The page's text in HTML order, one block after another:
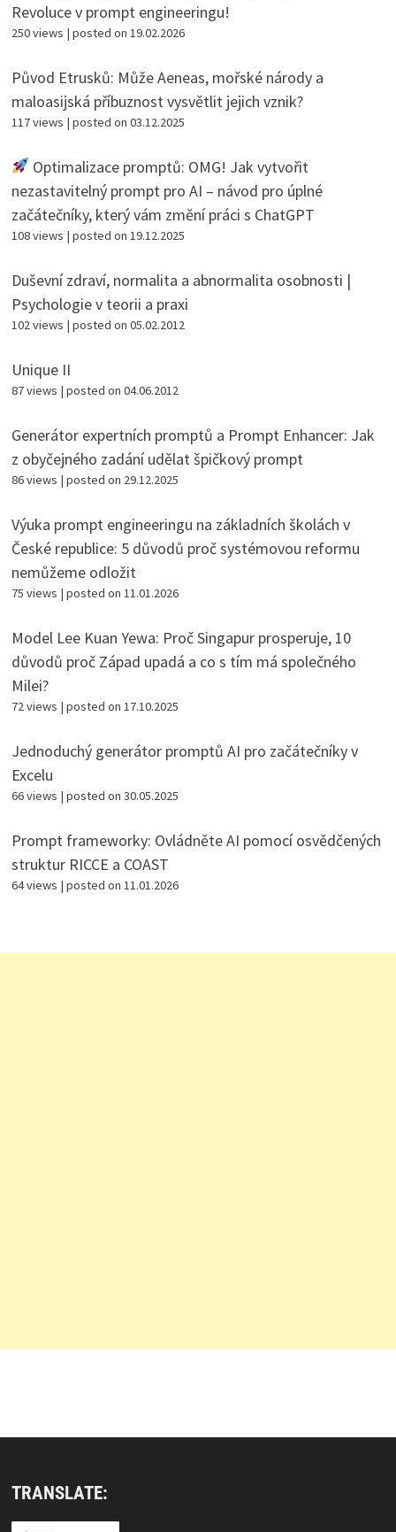
Revoluce v prompt engineeringu!
250 views | posted on 19.02.2026
Původ Etrusků: Může Aeneas, mořské národy a
maloasijská příbuznost vysvětlit jejich vznik?
117 views | posted on 03.12.2025
Optimalizace promptů: OMG! Jak vytvořit
nezastavitelný prompt pro AI – návod pro úplné
začátečníky, který vám změní práci s ChatGPT
108 views | posted on 19.12.2025
Duševní zdraví, normalita a abnormalita osobnosti |
Psychologie v teorii a praxi
102 views | posted on 05.02.2012
Unique II
87 views | posted on 04.06.2012
Generátor expertních promptů a Prompt Enhancer: Jak
z obyčejného zadání udělat špičkový prompt
86 views | posted on 29.12.2025
Výuka prompt engineeringu na základních školách v
České republice: 5 důvodů proč systémovou reformu
nemůžeme odložit
75 views | posted on 11.01.2026
Model Lee Kuan Yewa: Proč Singapur prosperuje, 10
důvodů proč Západ upadá a co s tím má společného
Milei?
72 views | posted on 17.10.2025
Jednoduchý generátor promptů AI pro začátečníky v
Excelu
66 views | posted on 30.05.2025
Prompt frameworky: Ovládněte AI pomocí osvědčených
struktur RICCE a COAST
64 views | posted on 11.01.2026
TRANSLATE: